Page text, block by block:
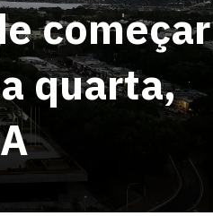
começar
quarta,